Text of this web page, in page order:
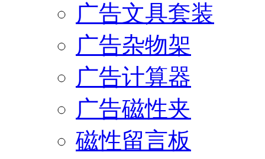
广告文具套装
广告杂物架
广告计算器
广告磁性夹
磁性留言板